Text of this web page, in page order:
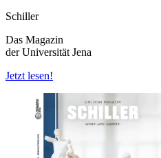
Schiller
Das Magazin
der Universität Jena
Jetzt lesen!